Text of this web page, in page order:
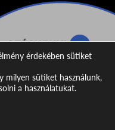
érdekében sütiket
milyen sütiket használunk,
a használatukat.